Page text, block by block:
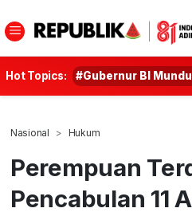
Hot Topics: #Gubernur BI
Nasional Hukum
Perempuan
Pencabulan 11